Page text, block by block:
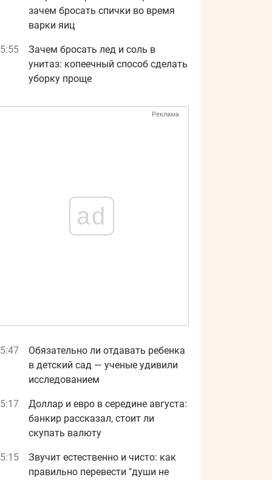
зачем бросать спички во время
варки яиц
Зачем бросать лед и соль в
унитаз: копеечный способ сделать
уборку проще
Реклама
ad
Обязательно ли отдавать ребенка
в детский сад — ученые удивили
исследованием
Доллар и евро в середине августа:
банкир рассказал, стоит ли
скупать валюту
Звучит естественно и чисто: как
правильно перевести "души не